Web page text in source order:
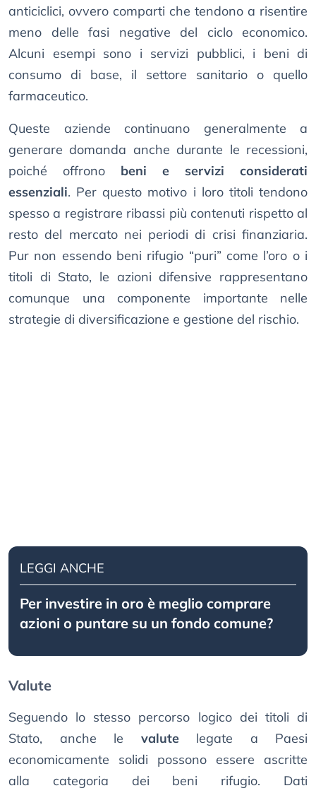
anticiclici, ovvero comparti che tendono a risentire
meno delle fasi negative del ciclo economico.
Alcuni esempi sono i servizi pubblici, i beni di
consumo di base, il settore sanitario o quello
farmaceutico.
Queste aziende continuano generalmente a
generare domanda anche durante le recessioni,
poiché offrono beni e servizi considerati
essenziali. Per questo motivo i loro titoli tendono
spesso a registrare ribassi più contenuti rispetto al
resto del mercato nei periodi di crisi finanziaria.
Pur non essendo beni rifugio “puri” come l’oro o i
titoli di Stato, le azioni difensive rappresentano
comunque una componente importante nelle
strategie di diversificazione e gestione del rischio.
LEGGI ANCHE
Per investire in oro è meglio comprare
azioni o puntare su un fondo comune?
Valute
Seguendo lo stesso percorso logico dei titoli di
Stato, anche le valutelegate a Paesi
economicamente solidi possono essere ascritte
alla categoria dei beni rifugio. Dati